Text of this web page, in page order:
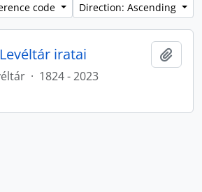
code
Direction: Ascending
iratai
· 1824 - 2023